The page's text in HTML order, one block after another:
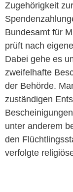
Zugehörigkeit
Bundesamt für
prüft nach
Dabei gehe es
zweifelhafte
der Behörde.
zuständigen
unter anderem
den
verfolgte